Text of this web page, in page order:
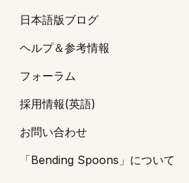
日本語版ブログ
ヘルプ＆参考情報
フォーラム
採用情報(英語)
お問い合わせ
「Bending Spoons」について